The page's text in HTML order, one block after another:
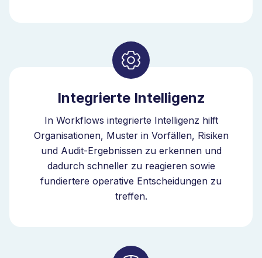
Integrierte Intelligenz
In Workflows integrierte Intelligenz hilft
Organisationen, Muster in Vorfällen, Risiken
und Audit-Ergebnissen zu erkennen und
dadurch schneller zu reagieren sowie
fundiertere operative Entscheidungen zu
treffen.